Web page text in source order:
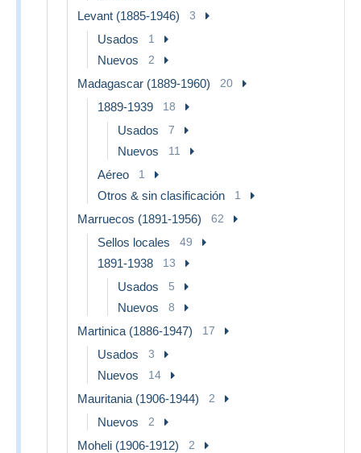
Levant (1885-1946) 3
Usados 1
Nuevos 2
Madagascar (1889-1960) 20
1889-1939 18
Usados 7
Nuevos 11
Aéreo 1
Otros & sin clasificación 1
Marruecos (1891-1956) 62
Sellos locales 49
1891-1938 13
Usados 5
Nuevos 8
Martinica (1886-1947) 17
Usados 3
Nuevos 14
Mauritania (1906-1944) 2
Nuevos 2
Moheli (1906-1912) 2